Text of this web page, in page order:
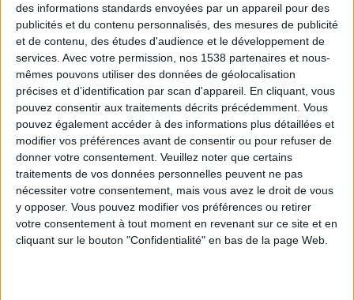
des informations standards envoyées par un appareil pour des
publicités et du contenu personnalisés, des mesures de publicité
et de contenu, des études d'audience et le développement de
services. Avec votre permission, nos 1538 partenaires et nous-
mêmes pouvons utiliser des données de géolocalisation
précises et d’identification par scan d'appareil. En cliquant, vous
pouvez consentir aux traitements décrits précédemment. Vous
pouvez également accéder à des informations plus détaillées et
modifier vos préférences avant de consentir ou pour refuser de
donner votre consentement. Veuillez noter que certains
traitements de vos données personnelles peuvent ne pas
nécessiter votre consentement, mais vous avez le droit de vous
y opposer. Vous pouvez modifier vos préférences ou retirer
votre consentement à tout moment en revenant sur ce site et en
cliquant sur le bouton "Confidentialité" en bas de la page Web.
Dans les années 1900, il y avait moins de 3 patients
diabétiques sur 100 000 personnes aux Etats-Unis.
Désormais, le diabète frappe presque 8 000
personnes sur 100 000 (or il faut savoir que le diabète
et le sucre sont associés aux troubles mentaux).
> Bases à connaître pour éviter la
confusion sur ce sujet important
Il est facile de devenir confus par les divers sucres et
édulcorants. Alors voici un rappel des fondamentaux